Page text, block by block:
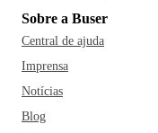
Sobre a Buser
Central de ajuda
Imprensa
Notícias
Blog